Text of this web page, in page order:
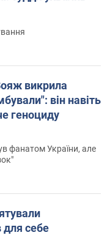
викрила
він навіть
геноциду
фанатом України, але
для себе